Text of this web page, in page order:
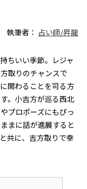
執筆者： 占い師/昇龍
ちいい季節。レジャ
取りのチャンスで
関わることを司る方
。小吉方が巡る西北
プロポーズにもぴっ
まに話が進展すると
共に、吉方取りで幸